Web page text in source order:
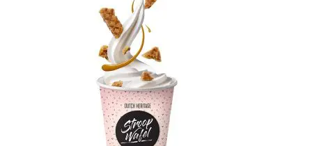
€2,50